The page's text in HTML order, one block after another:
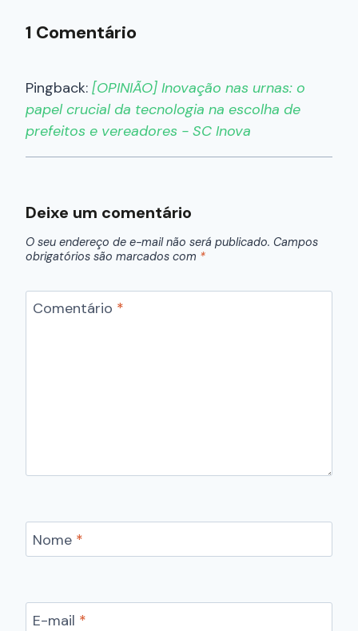
1 Comentário
Pingback: [OPINIÃO] Inovação nas urnas: o
papel crucial da tecnologia na escolha de
prefeitos e vereadores - SC Inova
Deixe um comentário
O seu endereço de e-mail não será publicado. Campos
obrigatórios são marcados com *
Comentário *
Nome *
E-mail *